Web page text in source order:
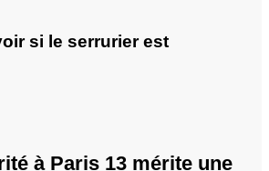
si le serrurier est
à Paris 13 mérite une